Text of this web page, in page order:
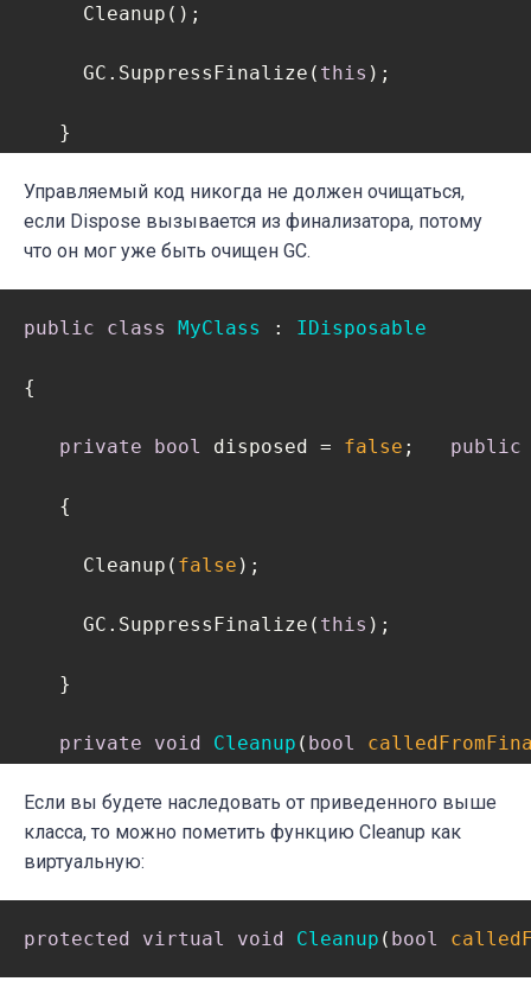
     Cleanup();
     GC.SuppressFinalize(
this );
   }
private void Cleanup()
   {
   }
}
Управляемый код никогда не должен очищаться,
если Dispose вызывается из финализатора, потому
что он мог уже быть очищен GC.
public class MyClass : IDisposable
{
private bool disposed = false ; public
   {
     Cleanup(
false );
     GC.SuppressFinalize(
this );
   }
private void Cleanup ( bool
   {
if(this
if(!calledFromFinalizer)
Если вы будете наследовать от приведенного выше
класса, то можно пометить функцию Cleanup как
виртуальную:
protected virtual void Cleanup ( bool